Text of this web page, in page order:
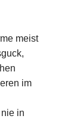
meist
im
in